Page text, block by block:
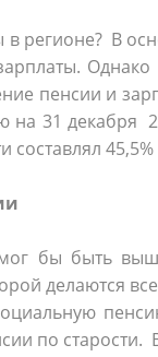
регионе? В
пенсии и
на 31 декабря
бы быть
делаются
по